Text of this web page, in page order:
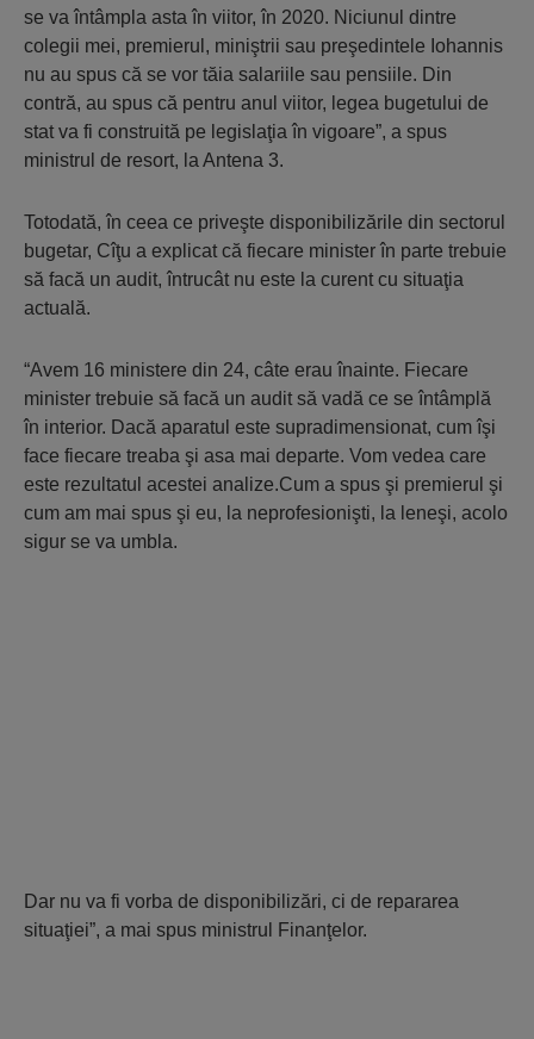
se va întâmpla asta în viitor, în 2020. Niciunul dintre
colegii mei, premierul, miniştrii sau preşedintele Iohannis
nu au spus că se vor tăia salariile sau pensiile. Din
contră, au spus că pentru anul viitor, legea bugetului de
stat va fi construită pe legislaţia în vigoare”, a spus
ministrul de resort, la Antena 3.
Totodată, în ceea ce priveşte disponibilizările din sectorul
bugetar, Cîţu a explicat că fiecare minister în parte trebuie
să facă un audit, întrucât nu este la curent cu situaţia
actuală.
“Avem 16 ministere din 24, câte erau înainte. Fiecare
minister trebuie să facă un audit să vadă ce se întâmplă
în interior. Dacă aparatul este supradimensionat, cum îşi
face fiecare treaba şi asa mai departe. Vom vedea care
este rezultatul acestei analize.Cum a spus şi premierul şi
cum am mai spus şi eu, la neprofesionişti, la leneşi, acolo
sigur se va umbla.
Dar nu va fi vorba de disponibilizări, ci de repararea
situaţiei”, a mai spus ministrul Finanţelor.